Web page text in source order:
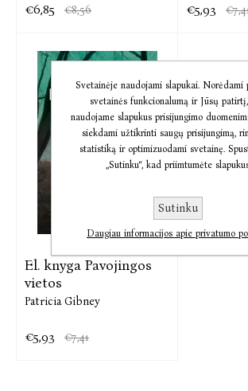
€6,85 €8,56 €5,93
El. knyga Pavojingos
vietos
Patricia Gibney
€5,93 €7,41
Svetainėje naudojami slapukai. Norėdami
svetainės funkcionalumą ir Jūsų
naudojame slapukus prisijungimo
siekdami užtikrinti saugų prisijungimą,
statistiką ir optimizuodami svetainę.
„Sutinku“, kad priimtumėte
Sutinku
Daugiau informacijos apie privatumo